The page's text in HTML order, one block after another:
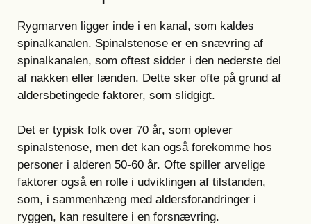
Rygmarven ligger inde i en kanal, som kaldes
spinalkanalen. Spinalstenose er en snævring af
spinalkanalen, som oftest sidder i den nederste del
af nakken eller lænden. Dette sker ofte på grund af
aldersbetingede faktorer, som slidgigt.
Det er typisk folk over 70 år, som oplever
spinalstenose, men det kan også forekomme hos
personer i alderen 50-60 år. Ofte spiller arvelige
faktorer også en rolle i udviklingen af tilstanden,
som, i sammenhæng med aldersforandringer i
ryggen, kan resultere i en forsnævring.